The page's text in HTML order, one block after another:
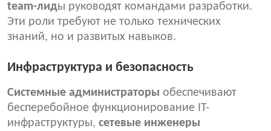
team-лиды руководят командами разработки.
Эти роли требуют не только технических
знаний, но и развитых навыков.
Инфраструктура и безопасность
Системные администраторы обеспечивают
бесперебойное функционирование IT-
инфраструктуры, сетевые инженеры